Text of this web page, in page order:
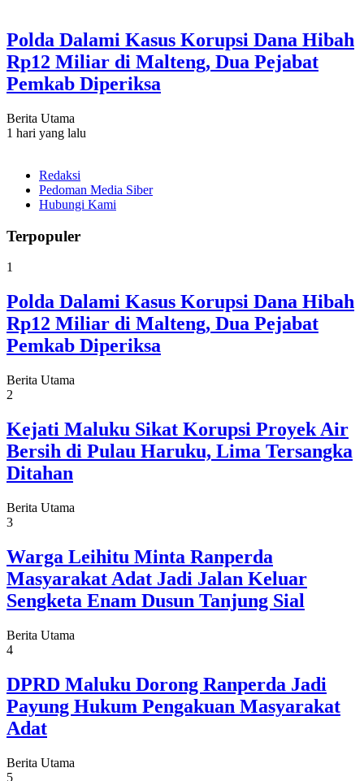
Polda Dalami Kasus Korupsi Dana Hibah
Rp12 Miliar di Malteng, Dua Pejabat
Pemkab Diperiksa
Berita Utama
1 hari yang lalu
Redaksi
Pedoman Media Siber
Hubungi Kami
Terpopuler
1
Polda Dalami Kasus Korupsi Dana Hibah
Rp12 Miliar di Malteng, Dua Pejabat
Pemkab Diperiksa
Berita Utama
2
Kejati Maluku Sikat Korupsi Proyek Air
Bersih di Pulau Haruku, Lima Tersangka
Ditahan
Berita Utama
3
Warga Leihitu Minta Ranperda
Masyarakat Adat Jadi Jalan Keluar
Sengketa Enam Dusun Tanjung Sial
Berita Utama
4
DPRD Maluku Dorong Ranperda Jadi
Payung Hukum Pengakuan Masyarakat
Adat
Berita Utama
5